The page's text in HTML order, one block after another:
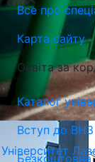
Університет
Все про
Карта сайту
Освіта за
Каталог
Вступ до ВНЗ
Безкоштовна